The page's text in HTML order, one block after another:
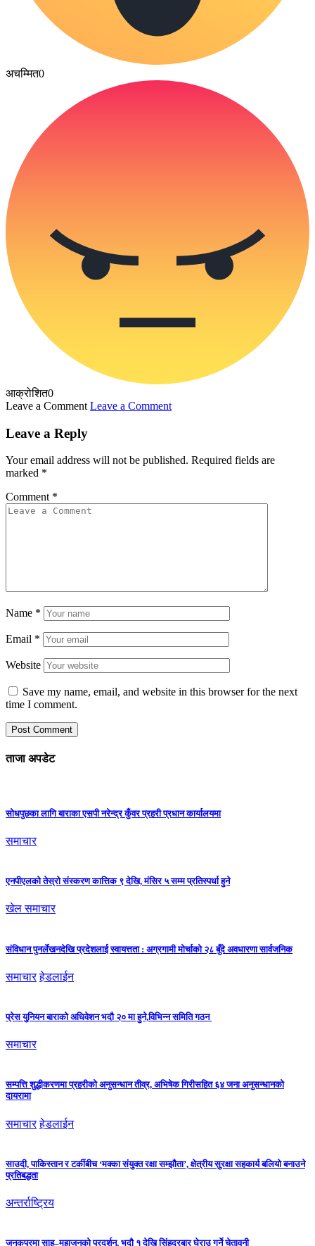
अचम्मित0
आक्रोशित0
Leave a Comment Leave a Comment
Leave a Reply
Your email address will not be published. Required fields are
marked *
Comment *
Name *
Email *
Website
Save my name, email, and website in this browser for the next
time I comment.
ताजा अपडेट
सोधपुछका लागि बाराका एसपी नरेन्द्र कुँवर प्रहरी प्रधान कार्यालयमा
समाचार
एनपीएलको तेस्रो संस्करण कात्तिक ९ देखि, मंसिर ५ सम्म प्रतिस्पर्धा हुने
खेल समाचार
संविधान पुनर्लेखनदेखि प्रदेशलाई स्वायत्तता : अग्रगामी मोर्चाको २८ बुँदे अवधारणा सार्वजनिक
समाचार हेडलाईन
प्रेस युनियन बाराको अधिवेशन भदौ २० मा हुने,विभिन्न समिति गठन
समाचार
सम्पत्ति शुद्धीकरणमा प्रहरीको अनुसन्धान तीव्र, अभिषेक गिरीसहित ६४ जना अनुसन्धानको
दायरामा
समाचार हेडलाईन
साउदी, पाकिस्तान र टर्कीबीच ‘मक्का संयुक्त रक्षा सम्झौता’, क्षेत्रीय सुरक्षा सहकार्य बलियो बनाउने
प्रतिबद्धता
अन्तर्राष्ट्रिय
जनकपुरमा साहु–महाजनको प्रदर्शन, भदौ १ देखि सिंहदरबार घेराउ गर्ने चेतावनी